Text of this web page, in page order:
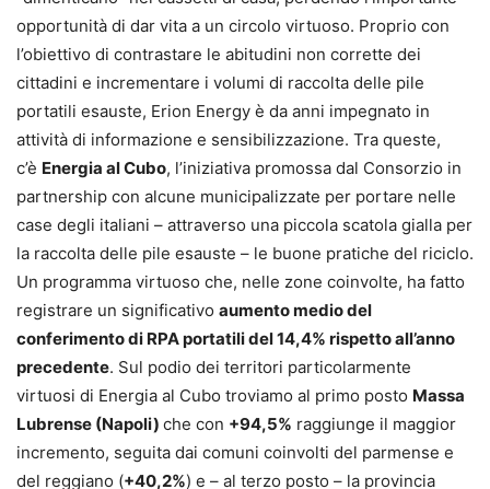
opportunità di dar vita a un circolo virtuoso. Proprio con
l’obiettivo di contrastare le abitudini non corrette dei
cittadini e incrementare i volumi di raccolta delle pile
portatili esauste, Erion Energy è da anni impegnato in
attività di informazione e sensibilizzazione. Tra queste,
c’è Energia al Cubo, l’iniziativa promossa dal Consorzio in
partnership con alcune municipalizzate per portare nelle
case degli italiani – attraverso una piccola scatola gialla per
la raccolta delle pile esauste – le buone pratiche del riciclo.
Un programma virtuoso che, nelle zone coinvolte, ha fatto
registrare un significativo aumento medio del
conferimento di RPA portatili del 14,4% rispetto all’anno
precedente. Sul podio dei territori particolarmente
virtuosi di Energia al Cubo troviamo al primo posto Massa
Lubrense (Napoli) che con +94,5% raggiunge il maggior
incremento, seguita dai comuni coinvolti del parmense e
del reggiano (+40,2%) e – al terzo posto – la provincia